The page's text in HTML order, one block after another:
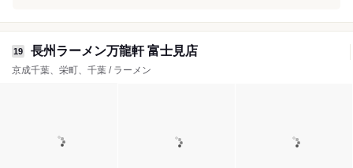
19 長州ラーメン万龍軒 富士見店
京成千葉、栄町、千葉 / ラーメン